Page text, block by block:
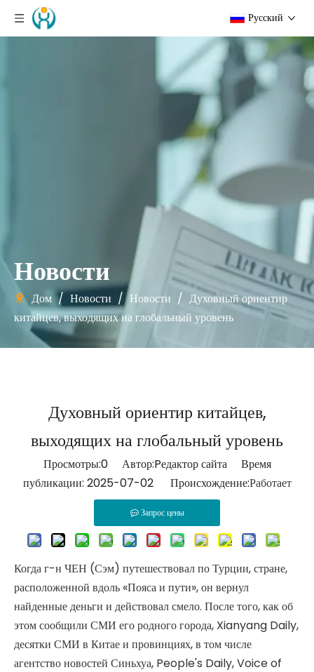
Pусский
Новости
Дом / Новости / Новости / Духовный ориентир
китайцев, выходящих на глобальный уровень
Духовный ориентир китайцев,
выходящих на глобальный уровень
Просмотры:0Автор:Pедактор сайта Время
публикации: 2025-07-02 Происхождение:Работает
Запрос цены
Когда г-н ЧЕН (Сэм) путешествовал по Турции, стране,
расположенной вдоль «Пояса и пути», он вернул
найденные деньги и действовал смело. После того, как об
этом сообщили СМИ его родного города, Xianyang Daily,
десятки СМИ в Китае и провинциях, в том числе
агентство новостей Синьхуа, People's Daily, Voice of